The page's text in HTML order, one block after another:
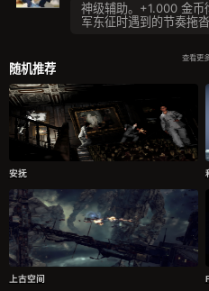
神级辅助。+1.000 金币
军东征时遇到的节奏拖沓
查看更
随机推荐
安抚
上古空间